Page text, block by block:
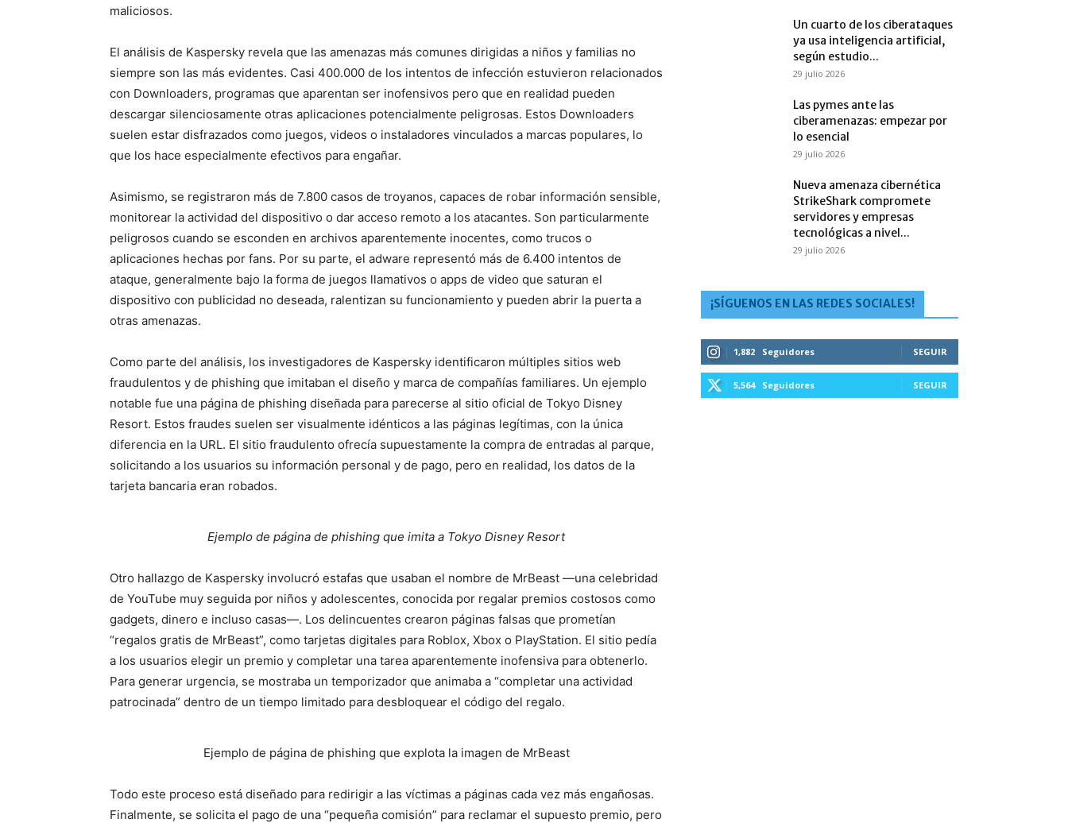
maliciosos.
El análisis de Kaspersky revela que las amenazas más comunes dirigidas a niños y familias no
siempre son las más evidentes. Casi 400.000 de los intentos de infección estuvieron relacionados
con Downloaders, programas que aparentan ser inofensivos pero que en realidad pueden
descargar silenciosamente otras aplicaciones potencialmente peligrosas. Estos Downloaders
suelen estar disfrazados como juegos, videos o instaladores vinculados a marcas populares, lo
que los hace especialmente efectivos para engañar.
Asimismo, se registraron más de 7.800 casos de troyanos, capaces de robar información sensible,
monitorear la actividad del dispositivo o dar acceso remoto a los atacantes. Son particularmente
peligrosos cuando se esconden en archivos aparentemente inocentes, como trucos o
aplicaciones hechas por fans. Por su parte, el adware representó más de 6.400 intentos de
ataque, generalmente bajo la forma de juegos llamativos o apps de video que saturan el
dispositivo con publicidad no deseada, ralentizan su funcionamiento y pueden abrir la puerta a
otras amenazas.
Como parte del análisis, los investigadores de Kaspersky identificaron múltiples sitios web
fraudulentos y de phishing que imitaban el diseño y marca de compañías familiares. Un ejemplo
notable fue una página de phishing diseñada para parecerse al sitio oficial de Tokyo Disney
Resort. Estos fraudes suelen ser visualmente idénticos a las páginas legítimas, con la única
diferencia en la URL. El sitio fraudulento ofrecía supuestamente la compra de entradas al parque,
solicitando a los usuarios su información personal y de pago, pero en realidad, los datos de la
tarjeta bancaria eran robados.
Ejemplo de página de phishing que imita a Tokyo Disney Resort
Otro hallazgo de Kaspersky involucró estafas que usaban el nombre de MrBeast —una celebridad
de YouTube muy seguida por niños y adolescentes, conocida por regalar premios costosos como
gadgets, dinero e incluso casas—. Los delincuentes crearon páginas falsas que prometían
“regalos gratis de MrBeast”, como tarjetas digitales para Roblox, Xbox o PlayStation. El sitio pedía
a los usuarios elegir un premio y completar una tarea aparentemente inofensiva para obtenerlo.
Para generar urgencia, se mostraba un temporizador que animaba a “completar una actividad
patrocinada” dentro de un tiempo limitado para desbloquear el código del regalo.
Ejemplo de página de phishing que explota la imagen de MrBeast
Todo este proceso está diseñado para redirigir a las víctimas a páginas cada vez más engañosas.
Finalmente, se solicita el pago de una “pequeña comisión” para reclamar el supuesto premio, pero
Un cuarto de los ciberataques
ya usa inteligencia artificial,
según estudio...
29 julio 2026
Las pymes ante las
ciberamenazas: empezar por
lo esencial
29 julio 2026
Nueva amenaza cibernética
StrikeShark compromete
servidores y empresas
tecnológicas a nivel...
29 julio 2026
¡SÍGUENOS EN LAS REDES SOCIALES!
1,882 Seguidores SEGUIR
5,564 Seguidores SEGUIR